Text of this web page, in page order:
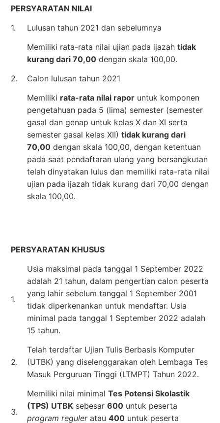
PERSYARATAN NILAI
1.
Lulusan tahun 2021 dan sebelumnya
Memiliki rata-rata nilai ujian pada ijazah tidak
kurang dari 70,00 dengan skala 100,00.
2.
Calon lulusan tahun 2021
Memiliki rata-rata nilai rapor untuk komponen
pengetahuan pada 5 (lima) semester (semester
gasal dan genap untuk kelas X dan XI serta
semester gasal kelas XII) tidak kurang dari
70,00 dengan skala 100,00, dengan ketentuan
pada saat pendaftaran ulang yang bersangkutan
telah dinyatakan lulus dan memiliki rata-rata nilai
ujian pada ijazah tidak kurang dari 70,00 dengan
skala 100,00.
PERSYARATAN KHUSUS
1.
Usia maksimal pada tanggal 1 September 2022
adalah 21 tahun, dalam pengertian calon peserta
yang lahir sebelum tanggal 1 September 2001
tidak diperkenankan untuk mendaftar. Usia
minimal pada tanggal 1 September 2022 adalah
15 tahun.
2.
Telah terdaftar Ujian Tulis Berbasis Komputer
(UTBK) yang diselenggarakan oleh Lembaga Tes
Masuk Perguruan Tinggi (LTMPT) Tahun 2022.
3.
Memiliki nilai minimal Tes Potensi Skolastik
(TPS) UTBK sebesar 600 untuk peserta
program reguleratau 400 untuk peserta